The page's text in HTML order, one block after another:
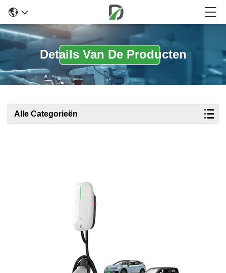
Details Van De Producten
Alle Categorieën